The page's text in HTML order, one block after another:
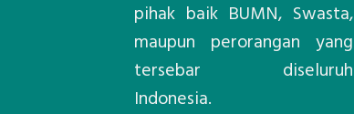
pihak baik BUMN, Swasta,
maupun perorangan yang
tersebar diseluruh
Indonesia.